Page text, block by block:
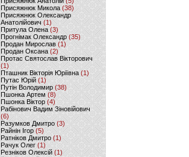
Присяжнюк Микола (38)
Присяжнюк Олександр
Анатолійович (1)
Притула Олена (3)
Прогнімак Олександр(35)
Продан Мирослав(1)
Продан Оксана (2)
Протас Святослав Вікторович
(1)
Пташник Вікторія Юріївна (1)
Путас Юрій (1)
Путін Володимир(38)
Пшонка Артем (8)
Пшонка Віктор(4)
Рабінович Вадим Зіновійович
(6)
Разумков Дмитро (3)
Райнін Ігор(5)
Ратніков Дмитро (1)
Рачук Олег (1)
Резніков Олексій(1)